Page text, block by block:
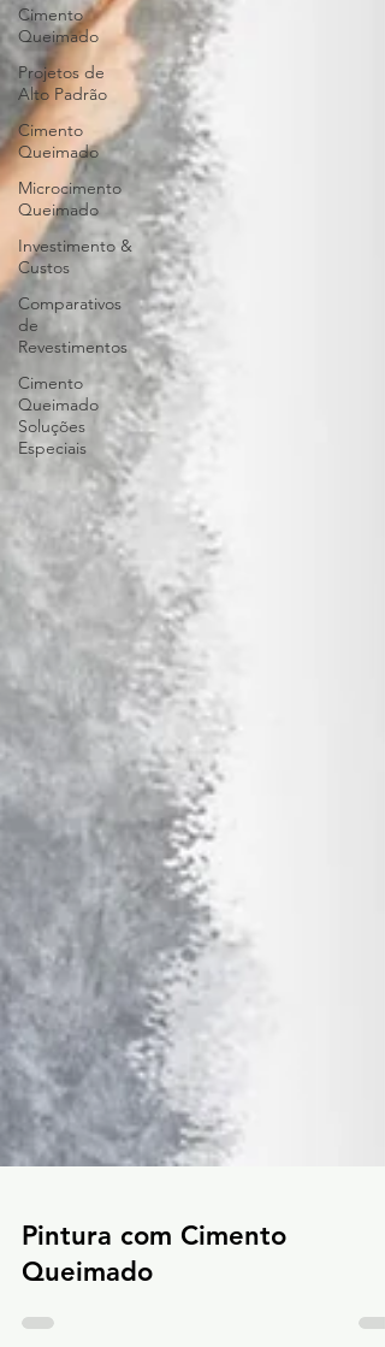
Cimento
Queimado
Projetos de
Alto Padrão
Cimento
Queimado
Microcimento
Queimado
Investimento &
Custos
Comparativos
de
Revestimentos
Cimento
Queimado
Soluções
Especiais
Queimado